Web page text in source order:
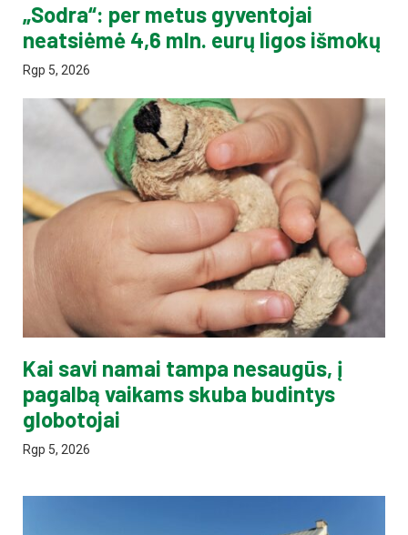
„Sodra“: per metus gyventojai
neatsiėmė 4,6 mln. eurų ligos išmokų
Rgp 5, 2026
Kai savi namai tampa nesaugūs, į
pagalbą vaikams skuba budintys
globotojai
Rgp 5, 2026